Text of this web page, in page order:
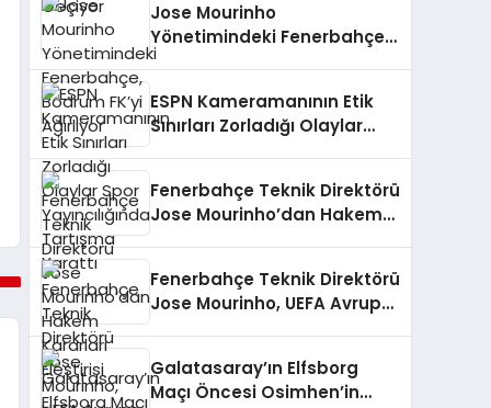
Jose Mourinho
Yönetimindeki Fenerbahçe,
Bodrum FK’yi Ağırlıyor
ESPN Kameramanının Etik
Sınırları Zorladığı Olaylar
Fenerbahçe Teknik Direktörü
Jose Mourinho’dan Hakem
Fenerbahçe Teknik Direktörü
Jose Mourinho, UEFA Avrupa
Galatasaray’ın Elfsborg
Maçı Öncesi Osimhen’in